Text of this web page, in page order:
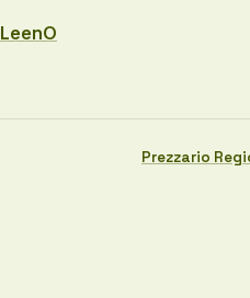
LeenO
Prezzario